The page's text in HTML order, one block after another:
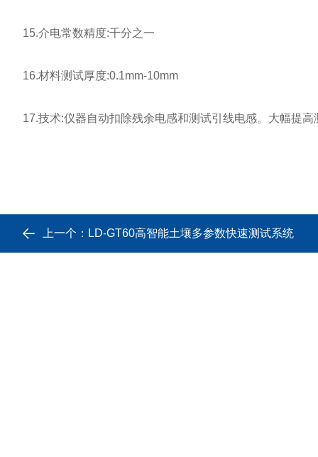
15.介电常数精度:千分之一
16.材料测试厚度:0.1mm-10mm
17.技术:仪器自动扣除残余电感和测试引线电感。大幅提高
上一个： LD-GT60高智能土壤多参数快速测试系统